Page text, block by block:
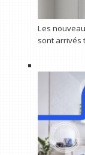
Les
sont arrivés